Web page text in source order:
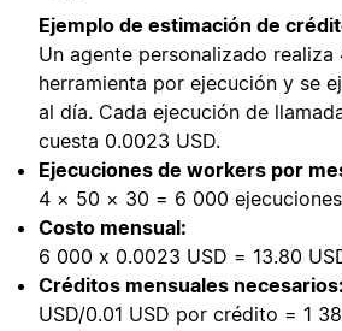
Ejemplo de estimación de
Un agente personalizado realiza
herramienta por ejecución y se
al día. Cada ejecución de
cuesta 0.0023 USD.
Ejecuciones de workers por
4 × 50 × 30 = 6 000
Costo mensual:
6 000 x 0.0023 USD = 13.80
Créditos mensuales necesarios:
USD/0.01 USD por crédito = 1